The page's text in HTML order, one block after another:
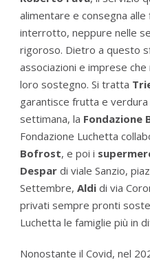
alimentare e consegna alle
interrotto, neppure nelle
rigoroso. Dietro a questo
associazioni e imprese
loro sostegno. Si tratta
garantisce frutta e
settimana, la Fondazione
Fondazione Luchetta
Bofrost, e poi i
Despar di viale Sanzio,
Settembre, Aldi di via
privati sempre pronti
Luchetta le famiglie più in
Nonostante il Covid, nel